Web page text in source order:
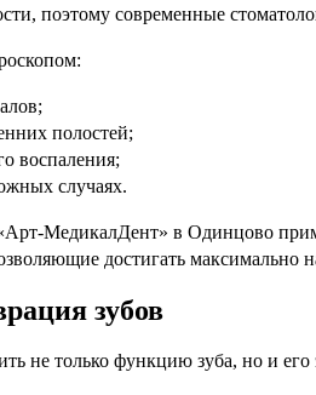
поэтому современные
полостей;
воспаления;
случаях.
МедикалДент» в Одинцово
достигать максимально
зубов
не только функцию зуба, но и